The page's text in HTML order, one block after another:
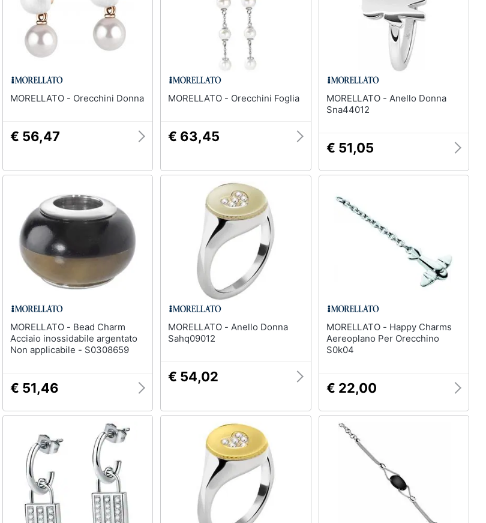
MORELLATO - Orecchini Donna
€ 56,47
MORELLATO - Orecchini Foglia
€ 63,45
MORELLATO - Anello Donna
Sna44012
€ 51,05
MORELLATO - Bead Charm
Acciaio inossidabile argentato
Non applicabile - S0308659
€ 51,46
MORELLATO - Anello Donna
Sahq09012
€ 54,02
MORELLATO - Happy Charms
Aereoplano Per Orecchino
S0k04
€ 22,00